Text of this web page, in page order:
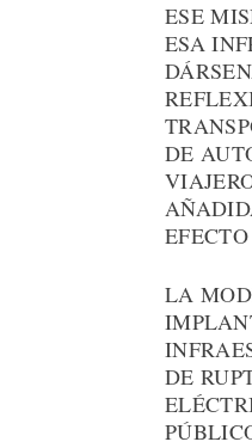
ESE
ESA
DE
LA
DE